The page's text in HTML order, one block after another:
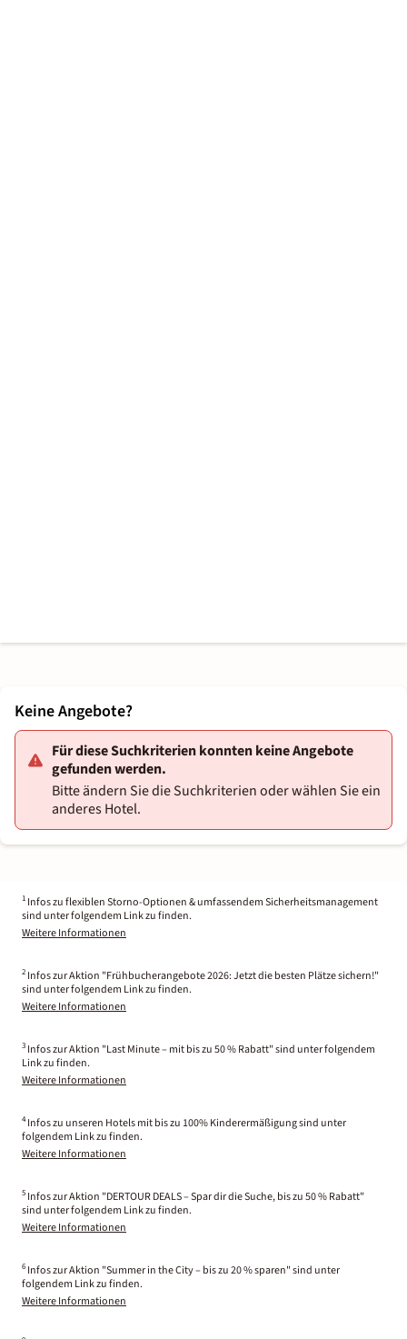
Keine Angebote?
Für diese Suchkriterien konnten keine Angebote
gefunden werden.
Bitte ändern Sie die Suchkriterien oder wählen Sie ein
anderes Hotel.
1 Infos zu flexiblen Storno-Optionen & umfassendem Sicherheitsmanagement
sind unter folgendem Link zu finden.
Weitere Informationen
2 Infos zur Aktion "Frühbucherangebote 2026: Jetzt die besten Plätze sichern!"
sind unter folgendem Link zu finden.
Weitere Informationen
3 Infos zur Aktion "Last Minute – mit bis zu 50 % Rabatt" sind unter folgendem
Link zu finden.
Weitere Informationen
4 Infos zu unseren Hotels mit bis zu 100% Kinderermäßigung sind unter
folgendem Link zu finden.
Weitere Informationen
5 Infos zur Aktion "DERTOUR DEALS – Spar dir die Suche, bis zu 50 % Rabatt"
sind unter folgendem Link zu finden.
Weitere Informationen
6 Infos zur Aktion "Summer in the City – bis zu 20 % sparen" sind unter
folgendem Link zu finden.
Weitere Informationen